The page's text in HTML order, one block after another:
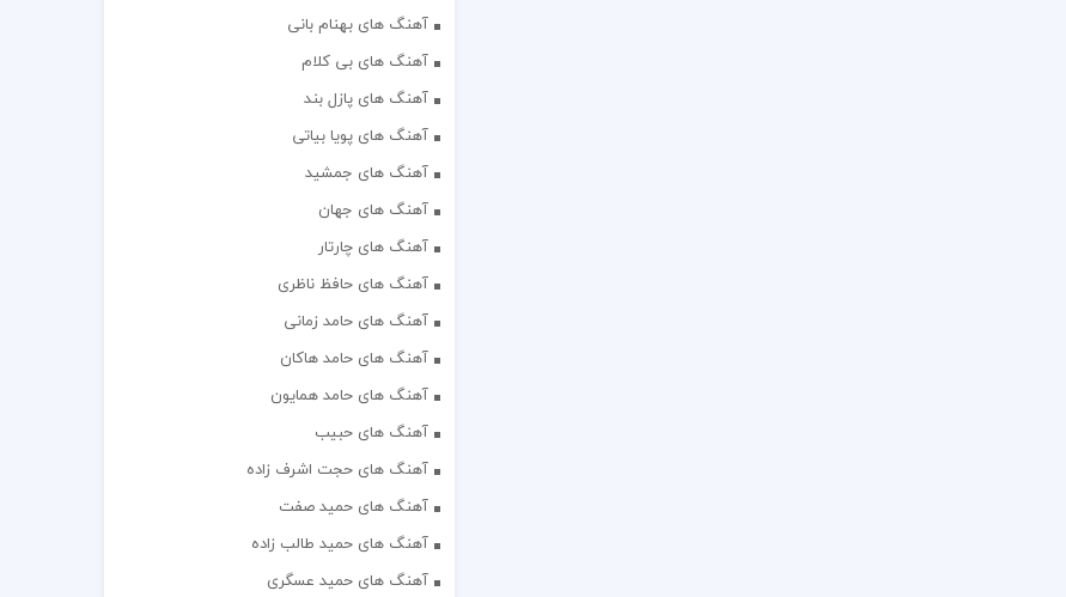
آهنگ های بهنام بانی
آهنگ های بی کلام
آهنگ های پازل بند
آهنگ های پویا بیاتی
آهنگ های جمشید
آهنگ های جهان
آهنگ های چارتار
آهنگ های حافظ ناظری
آهنگ های حامد زمانی
آهنگ های حامد هاکان
آهنگ های حامد همایون
آهنگ های حبیب
آهنگ های حجت اشرف زاده
آهنگ های حمید صفت
آهنگ های حمید طالب زاده
آهنگ های حمید عسگری